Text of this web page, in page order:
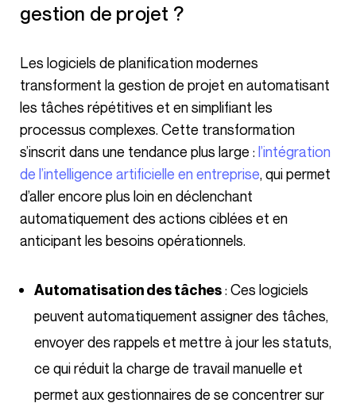
gestion de projet ?
Les logiciels de planification modernes
transforment la gestion de projet en automatisant
les tâches répétitives et en simplifiant les
processus complexes. Cette transformation
s’inscrit dans une tendance plus large : l’intégration
de l’intelligence artificielle en entreprise, qui permet
d’aller encore plus loin en déclenchant
automatiquement des actions ciblées et en
anticipant les besoins opérationnels.
Automatisation des tâches: Ces logiciels
peuvent automatiquement assigner des tâches,
envoyer des rappels et mettre à jour les statuts,
ce qui réduit la charge de travail manuelle et
permet aux gestionnaires de se concentrer sur